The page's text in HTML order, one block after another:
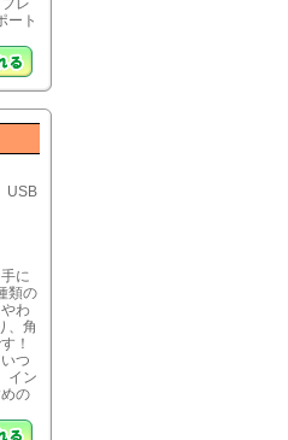
レ
ート
USB
に
類の
わ
、角
！
つ
イン
の